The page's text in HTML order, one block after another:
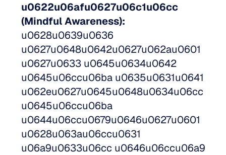
u0622u06afu0627u06c1u06cc
(Mindful Awareness):
u0628u0639u0636
u0627u0648u0642u0627u062au0601
u0627u0633 u0645u0634u0642
u0645u06ccu06ba u0635u0631u0641
u062eu0627u0645u0648u0634u06cc
u0645u06ccu06ba
u0644u06ccu0679u0646u0627u0601
u0628u063au06ccu0631
u06a9u0633u06cc u0646u06ccu06a9